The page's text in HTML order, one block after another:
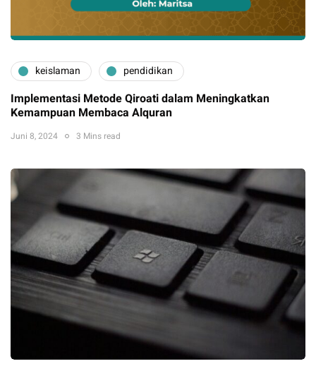
keislaman pendidikan
Implementasi Metode Qiroati dalam Meningkatkan
Kemampuan Membaca Alquran
Juni 8, 2024 3 Mins read